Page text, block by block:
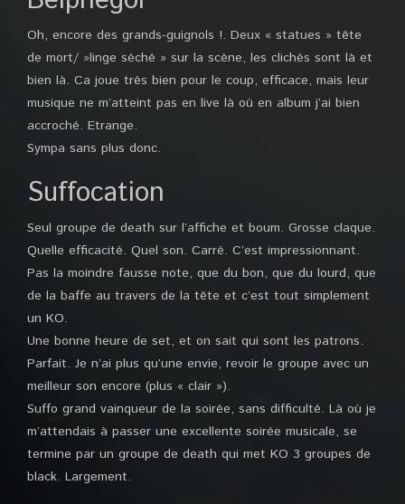
Oh, encore des grands-guignols !. Deux « statues » tête
de mort/ »linge séché » sur la scène, les clichés sont là et
bien là. Ca joue très bien pour le coup, efficace, mais leur
musique ne m’atteint pas en live là où en album j’ai bien
accroché. Etrange.
Sympa sans plus donc.
Suffocation
Seul groupe de death sur l’affiche et boum. Grosse claque.
Quelle efficacité. Quel son. Carré. C’est impressionnant.
Pas la moindre fausse note, que du bon, que du lourd, que
de la baffe au travers de la tête et c’est tout simplement
un KO.
Une bonne heure de set, et on sait qui sont les patrons.
Parfait. Je n’ai plus qu’une envie, revoir le groupe avec un
meilleur son encore (plus « clair »).
Suffo grand vainqueur de la soirée, sans difficulté. Là où je
m’attendais à passer une excellente soirée musicale, se
termine par un groupe de death qui met KO 3 groupes de
black. Largement.